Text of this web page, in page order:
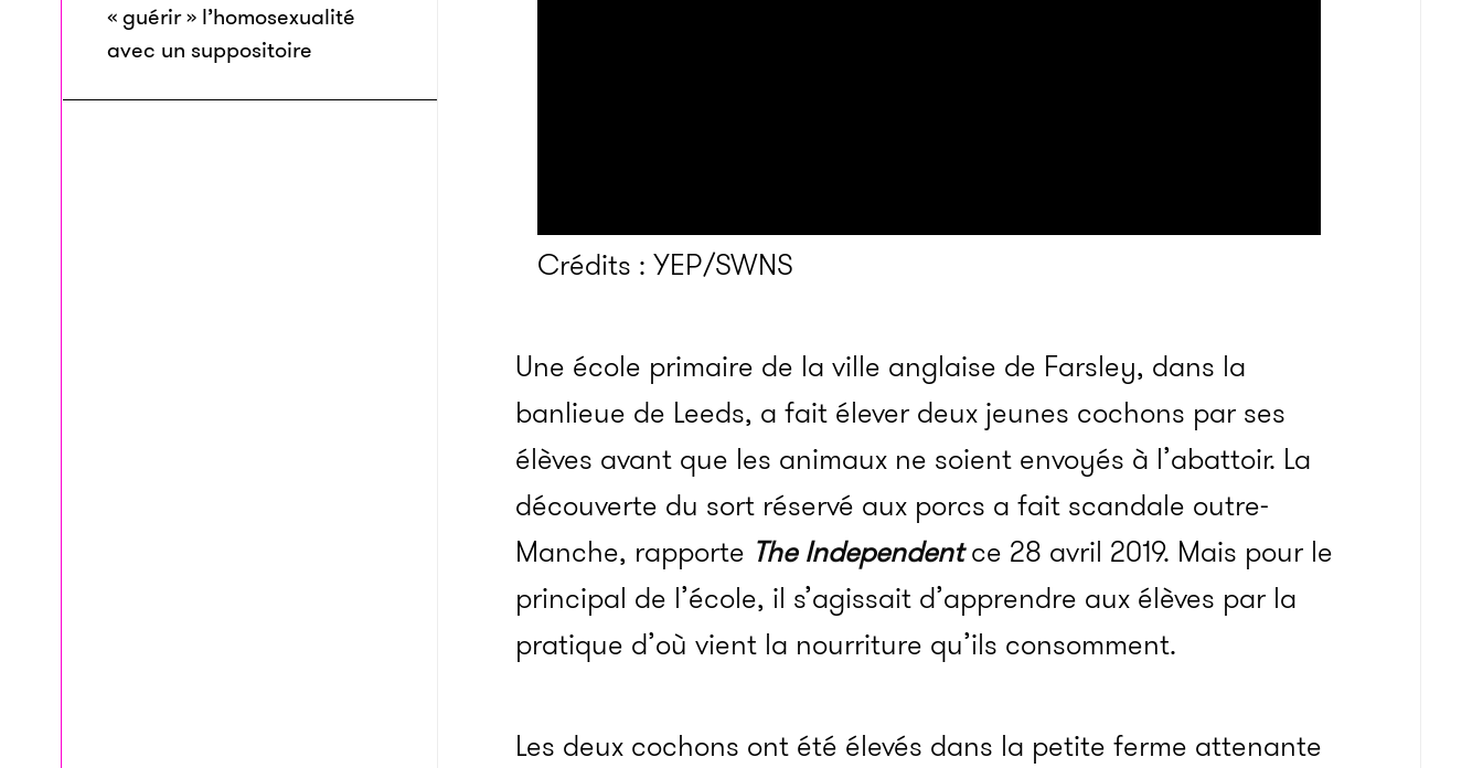
« guérir » l’homosexualité
avec un suppositoire
Crédits : YEP/SWNS
Une école primaire de la ville anglaise de Farsley, dans la
banlieue de Leeds, a fait élever deux jeunes cochons par ses
élèves avant que les animaux ne soient envoyés à l’abattoir. La
découverte du sort réservé aux porcs a fait scandale outre-
Manche, rapporte The Independent ce 28 avril 2019. Mais pour le
principal de l’école, il s’agissait d’apprendre aux élèves par la
pratique d’où vient la nourriture qu’ils consomment.
Les deux cochons ont été élevés dans la petite ferme attenante